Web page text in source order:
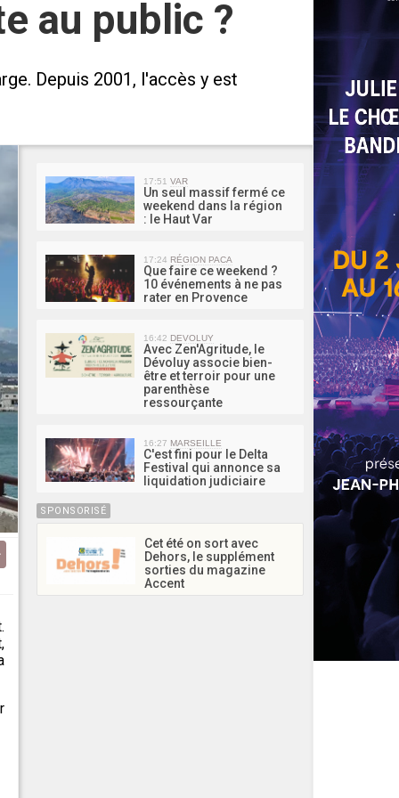
au public ?
Depuis 2001, l'accès y est
17:51 VAR
Un seul massif fermé ce
weekend dans la région
: le Haut Var
17:24 RÉGION PACA
Que faire ce weekend ?
10 événements à ne pas
rater en Provence
16:42 DEVOLUY
Avec Zen'Agritude, le
Dévoluy associe bien-
être et terroir pour une
parenthèse
ressourçante
16:27 MARSEILLE
C'est fini pour le Delta
Festival qui annonce sa
liquidation judiciaire
SPONSORISÉ
Cet été on sort avec
Dehors, le supplément
sorties du magazine
Accent